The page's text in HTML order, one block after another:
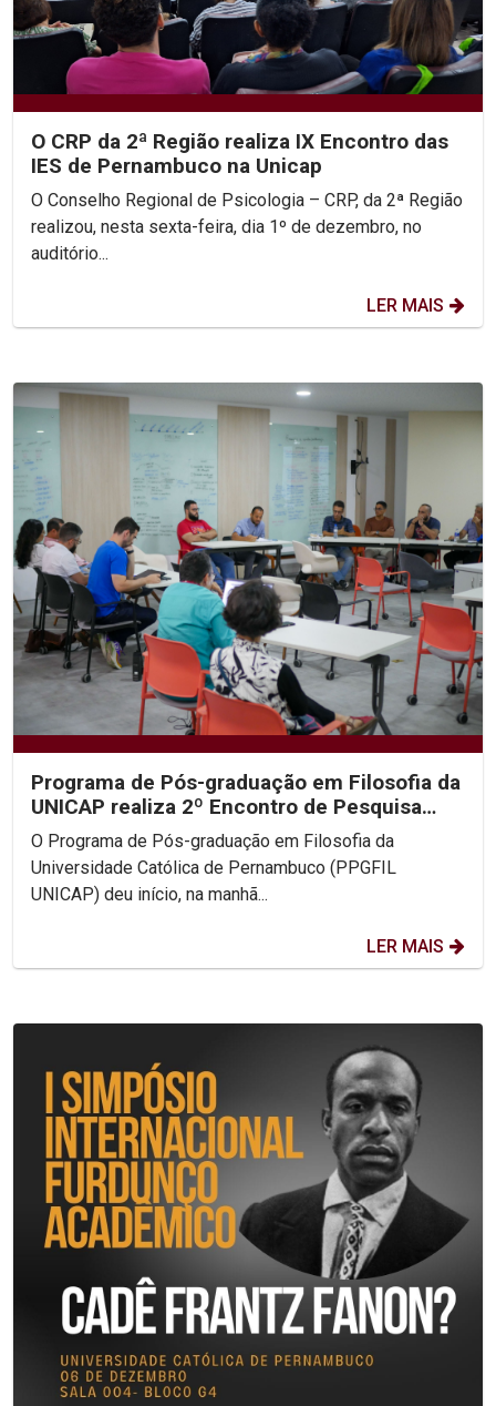
O CRP da 2ª Região realiza IX Encontro das
IES de Pernambuco na Unicap
O Conselho Regional de Psicologia – CRP, da 2ª Região
realizou, nesta sexta-feira, dia 1º de dezembro, no
auditório...
LER MAIS
Programa de Pós-graduação em Filosofia da
UNICAP realiza 2º Encontro de Pesquisa
Filosófica em...
O Programa de Pós-graduação em Filosofia da
Universidade Católica de Pernambuco (PPGFIL
UNICAP) deu início, na manhã...
LER MAIS